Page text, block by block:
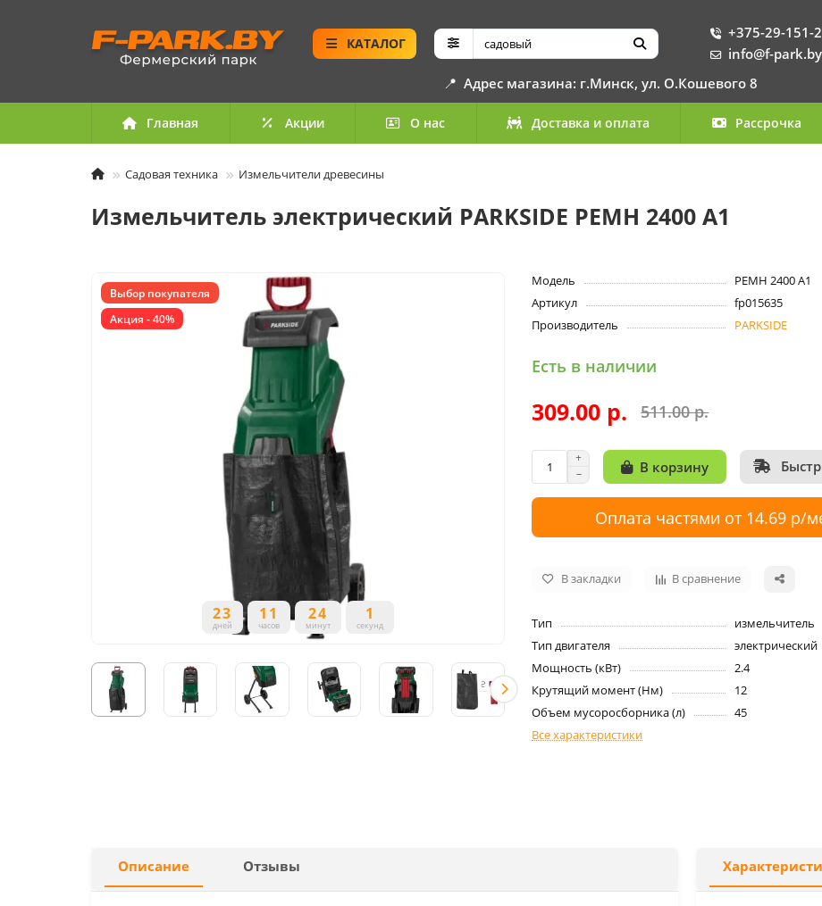
КАТАЛОГ
+375-29-151-
info@f-park.by
📍 Адрес магазина: г.Минск, ул. О.Кошевого 8
Главная Акции О нас Доставка и оплата Рассрочка
Садовая техника Измельчители древесины
Измельчитель электрический PARKSIDE PEMH 2400 A1
Выбор покупателя
Акция - 40%
23
дней
11
часов
24
минут
1
секунд
Модель
PEMH 2400 A1
Артикул
fp015635
Производитель
PARKSIDE
Есть в наличии
309.00 р. 511.00 р.
В корзину
Оплата частями от 14.69 р/
В закладки В сравнение
Тип
измельчитель
Тип двигателя
электрический
Мощность (кВт)
2.4
Крутящий момент (Hм)
12
Объем мусоросборника (л)
45
Все характеристики
Описание Отзывы